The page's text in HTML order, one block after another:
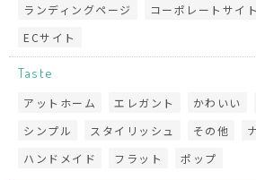
ランディングページ
コーポレートサイト
ECサイト
Taste
アットホーム エレガント かわいい
シンプル
スタイリッシュ その他
ハンドメイド
フラット ポップ